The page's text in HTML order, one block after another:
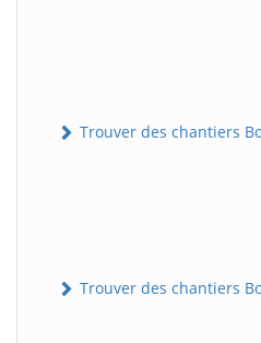
Trouver des chantiers
Trouver des chantiers